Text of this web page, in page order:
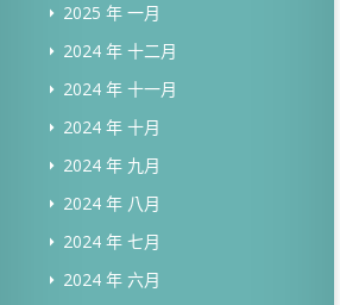
2025 年 一月
2024 年 十二月
2024 年 十一月
2024 年 十月
2024 年 九月
2024 年 八月
2024 年 七月
2024 年 六月